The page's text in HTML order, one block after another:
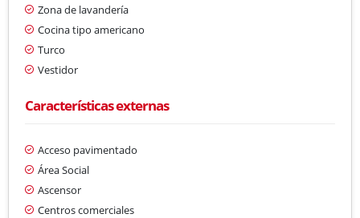
Zona de lavandería
Cocina tipo americano
Turco
Vestidor
Características externas
Acceso pavimentado
Área Social
Ascensor
Centros comerciales